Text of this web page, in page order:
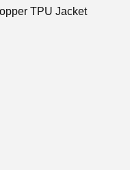
TPU Jacket